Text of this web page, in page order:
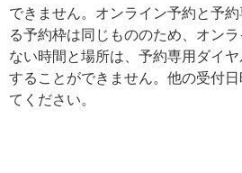
できません。オンライン予約と予
る予約枠は同じもののため、オン
ない時間と場所は、予約専用ダイ
することができません。他の受付
てください。